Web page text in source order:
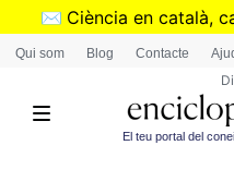
✉️ Ciència en català,
➜Subscriu-te al
Qui som Blog Contacte
El teu portal del